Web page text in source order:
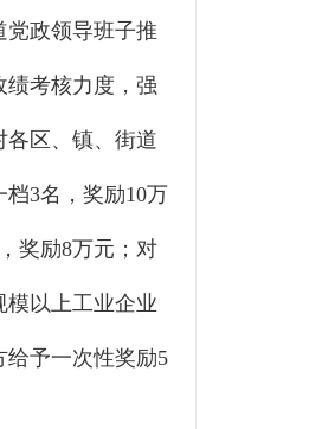
党政领导班子推
绩考核力度，强
各区、镇、街道
档3名，奖励10万
奖励8万元；对
模以上工业企业
给予一次性奖励5